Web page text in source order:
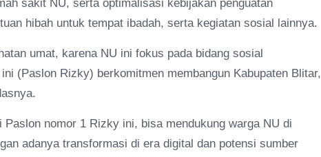
sakit NU, serta optimalisasi kebijakan penguatan
hibah untuk tempat ibadah, serta kegiatan sosial lainnya.
umat, karena NU ini fokus pada bidang sosial
(Paslon Rizky) berkomitmen membangun Kabupaten Blitar,
nomor 1 Rizky ini, bisa mendukung warga NU di
adanya transformasi di era digital dan potensi sumber